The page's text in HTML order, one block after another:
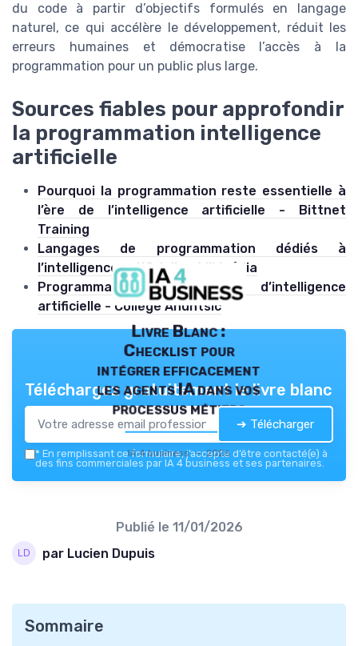
du code à partir d’objectifs formulés en langage
naturel, ce qui accélère le développement, réduit les
erreurs humaines et démocratise l’accès à la
programmation pour un public plus large.
Sources fiables pour approfondir
la programmation intelligence
artificielle
Pourquoi la programmation reste essentielle à
l’ère de l’intelligence artificielle - Bittnet
Training
Langages de programmation dédiés à
l’intelligence artificielle - Wikipédia
Programmation d’algorithmes d’intelligence
artificielle - Collège Ahuntsic
Livre Blanc :
Checklist pour
intégrer efficacement
les agents IA dans vos
processus métiers
IA 4 business — 2026
Téléchargez gratuitement le livre blanc
➔ Télécharger
* En remplissant ce formulaire, j’accepte d’être contacté(e) à
des fins commerciales par IA 4 business et ses partenaires.
Publié le 11/01/2026
par Lucien Dupuis
Sommaire